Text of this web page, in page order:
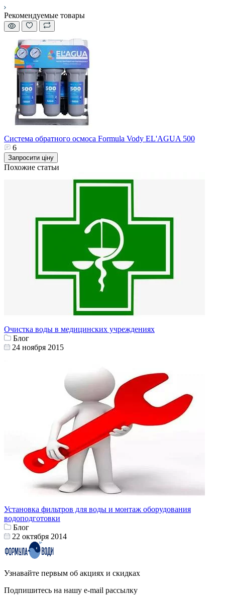
Рекомендуемые товары
Система обратного осмоса Formula Vody EL'AGUA 500
6
Запросити ціну
Похожие статьи
Очистка воды в медицинских учреждениях
Блог
24 ноября 2015
Установка фильтров для воды и монтаж оборудования
водоподготовки
Блог
22 октября 2014
Узнавайте первым об акциях и скидках
Подпишитесь на нашу e-mail рассылку